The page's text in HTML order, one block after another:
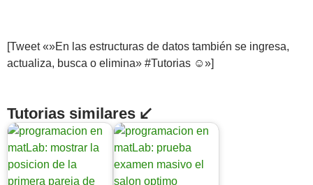
[Tweet «»En las estructuras de datos también se ingresa,
actualiza, busca o elimina» #Tutorias ☺»]
Tutorias similares ↙